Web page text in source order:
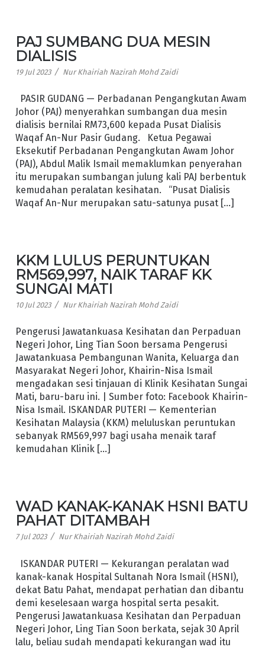
PAJ SUMBANG DUA MESIN
DIALISIS
19 Jul 2023 / Nur Khairiah Nazirah Mohd Zaidi
PASIR GUDANG — Perbadanan Pengangkutan Awam
Johor (PAJ) menyerahkan sumbangan dua mesin
dialisis bernilai RM73,600 kepada Pusat Dialisis
Waqaf An-Nur Pasir Gudang. Ketua Pegawai
Eksekutif Perbadanan Pengangkutan Awam Johor
(PAJ), Abdul Malik Ismail memaklumkan penyerahan
itu merupakan sumbangan julung kali PAJ berbentuk
kemudahan peralatan kesihatan. “Pusat Dialisis
Waqaf An-Nur merupakan satu-satunya pusat […]
KKM LULUS PERUNTUKAN
RM569,997, NAIK TARAF KK
SUNGAI MATI
10 Jul 2023 / Nur Khairiah Nazirah Mohd Zaidi
Pengerusi Jawatankuasa Kesihatan dan Perpaduan
Negeri Johor, Ling Tian Soon bersama Pengerusi
Jawatankuasa Pembangunan Wanita, Keluarga dan
Masyarakat Negeri Johor, Khairin-Nisa Ismail
mengadakan sesi tinjauan di Klinik Kesihatan Sungai
Mati, baru-baru ini. | Sumber foto: Facebook Khairin-
Nisa Ismail. ISKANDAR PUTERI — Kementerian
Kesihatan Malaysia (KKM) meluluskan peruntukan
sebanyak RM569,997 bagi usaha menaik taraf
kemudahan Klinik […]
WAD KANAK-KANAK HSNI BATU
PAHAT DITAMBAH
7 Jul 2023 / Nur Khairiah Nazirah Mohd Zaidi
ISKANDAR PUTERI — Kekurangan peralatan wad
kanak-kanak Hospital Sultanah Nora Ismail (HSNI),
dekat Batu Pahat, mendapat perhatian dan dibantu
demi keselesaan warga hospital serta pesakit.
Pengerusi Jawatankuasa Kesihatan dan Perpaduan
Negeri Johor, Ling Tian Soon berkata, sejak 30 April
lalu, beliau sudah mendapati kekurangan wad itu